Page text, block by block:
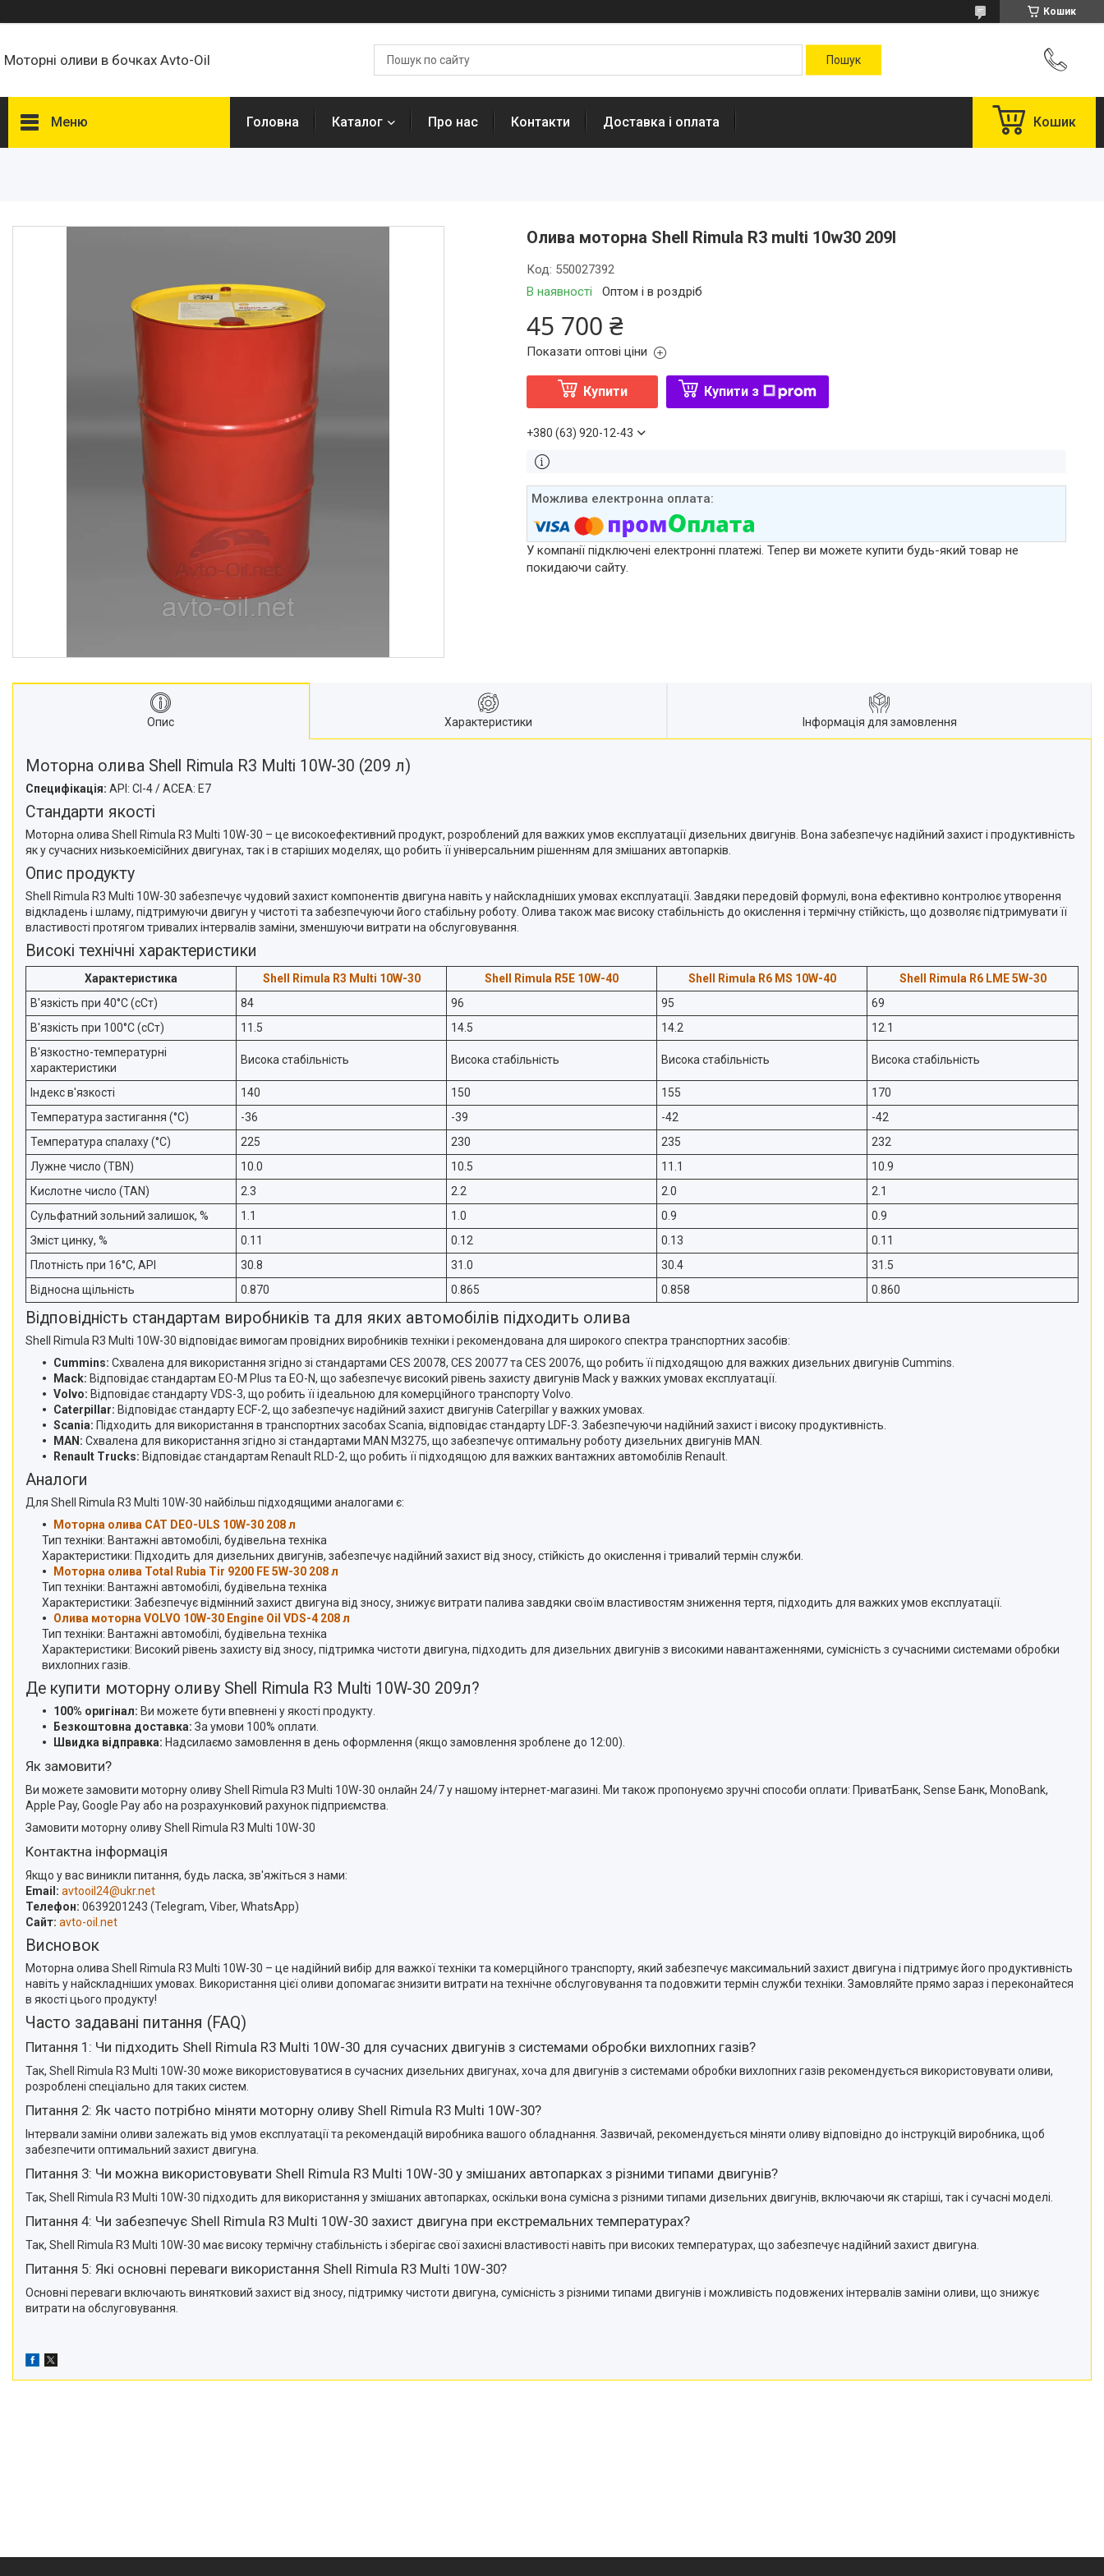
Кошик
Моторні оливи в бочках Avto-Oil
Меню
GM (GENERAL MOTORS)🚗
MITSUBISHI MOTORS 🚗
TOYOTA 🚗
TOTAL 🚗
КОНДИЦІОНЕРИ МЕТАЛУ 😎
АВТОАКСЕСУАРИ
Про нас
Відгуки
Доставка і оплата
Статті
Новини
Головна Каталог Про нас Контакти Доставка і оплата Кошик
Олива моторна Shell Rimula R3 multi 10w30 209l
В наявності Оптом і в роздріб
Код: 550027392
45 700 ₴
Показати оптові ціни
Купити Купити з
+380 (63) 920-12-43
У компанії підключені електронні платежі. Тепер ви можете купити будь-який товар не
покидаючи сайту.
Опис Характеристики Інформація для замовлення
Моторна олива Shell Rimula R3 Multi 10W-30 (209 л)
Специфікація: API: CI-4 / ACEA: E7
Стандарти якості
Моторна олива Shell Rimula R3 Multi 10W-30 – це високоефективний продукт, розроблений для важких умов експлуатації дизельних двигунів. Вона забезпечує надійний захист і продуктивність
як у сучасних низькоемісійних двигунах, так і в старіших моделях, що робить її універсальним рішенням для змішаних автопарків.
Опис продукту
Shell Rimula R3 Multi 10W-30 забезпечує чудовий захист компонентів двигуна навіть у найскладніших умовах експлуатації. Завдяки передовій формулі, вона ефективно контролює утворення
відкладень і шламу, підтримуючи двигун у чистоті та забезпечуючи його стабільну роботу. Олива також має високу стабільність до окислення і термічну стійкість, що дозволяє підтримувати її
властивості протягом тривалих інтервалів заміни, зменшуючи витрати на обслуговування.
Високі технічні характеристики
Характеристика Shell Rimula R3 Multi 10W-30 Shell Rimula R5E 10W-40 Shell Rimula R6 MS 10W-40
Shell Rimula R6 LME 5W-30
В'язкість при 40°C (сСт)
84 96 95
69
В'язкість при 100°C (сСт)
11.5 14.5 14.2
12.1
В'язкостно-температурні
характеристики
Висока стабільність Висока стабільність Висока стабільність Висока стабільність
Індекс в'язкості 140 150 155
170
Температура застигання (°C)
-36 -39 -42
-42
Температура спалаху (°C)
225 230 235
232
Лужне число (TBN)
10.0 10.5 11.1
10.9
Кислотне число (TAN)
2.3 2.2 2.0
2.1
Сульфатний зольний залишок, %
1.1 1.0 0.9
0.9
Зміст цинку, %
0.11 0.12 0.13
0.11
Плотність при 16°C, API
30.8 31.0 30.4
31.5
Відносна щільність
0.870 0.865 0.858 0.860
Відповідність стандартам виробників та для яких автомобілів підходить олива
Shell Rimula R3 Multi 10W-30 відповідає вимогам провідних виробників техніки і рекомендована для широкого спектра транспортних засобів:
Cummins: Схвалена для використання згідно зі стандартами CES 20078, CES 20077 та CES 20076, що робить її підходящою для важких дизельних двигунів Cummins.
Mack: Відповідає стандартам EO-M Plus та EO-N, що забезпечує високий рівень захисту двигунів Mack у важких умовах експлуатації.
Volvo: Відповідає стандарту VDS-3, що робить її ідеальною для комерційного транспорту Volvo.
Caterpillar: Відповідає стандарту ECF-2, що забезпечує надійний захист двигунів Caterpillar у важких умовах.
Scania: Підходить для використання в транспортних засобах Scania, відповідає стандарту LDF-3. Забезпечуючи надійний захист і високу продуктивність.
MAN: Схвалена для використання згідно зі стандартами MAN M3275, що забезпечує оптимальну роботу дизельних двигунів MAN.
Renault Trucks: Відповідає стандартам Renault RLD-2, що робить її підходящою для важких вантажних автомобілів Renault.
Аналоги
Для Shell Rimula R3 Multi 10W-30 найбільш підходящими аналогами є:
Моторна олива CAT DEO-ULS 10W-30 208 л
Тип техніки: Вантажні автомобілі, будівельна техніка
Характеристики: Підходить для дизельних двигунів, забезпечує надійний захист від зносу, стійкість до окислення і тривалий термін служби.
Моторна олива Total Rubia Tir 9200 FE 5W-30 208 л
Тип техніки: Вантажні автомобілі, будівельна техніка
Характеристики: Забезпечує відмінний захист двигуна від зносу, знижує витрати палива завдяки своїм властивостям зниження тертя, підходить для важких умов експлуатації.
Олива моторна VOLVO 10W-30 Engine Oil VDS-4 208 л
Тип техніки: Вантажні автомобілі, будівельна техніка
Характеристики: Високий рівень захисту від зносу, підтримка чистоти двигуна, підходить для дизельних двигунів з високими навантаженнями, сумісність з сучасними системами обробки
вихлопних газів.
Де купити моторну оливу Shell Rimula R3 Multi 10W-30 209л?
100% оригінал: Ви можете бути впевнені у якості продукту.
Безкоштовна доставка: За умови 100% оплати.
Швидка відправка: Надсилаємо замовлення в день оформлення (якщо замовлення зроблене до 12:00).
Як замовити?
Ви можете замовити моторну оливу Shell Rimula R3 Multi 10W-30 онлайн 24/7 у нашому інтернет-магазині. Ми також пропонуємо зручні способи оплати: ПриватБанк, Sense Банк, MonoBank,
Apple Pay, Google Pay або на розрахунковий рахунок підприємства.
Замовити моторну оливу Shell Rimula R3 Multi 10W-30
Контактна інформація
Якщо у вас виникли питання, будь ласка, зв'яжіться з нами:
Email: avtooil24@ukr.net
Телефон: 0639201243 (Telegram, Viber, WhatsApp)
Сайт: avto-oil.net
Висновок
Моторна олива Shell Rimula R3 Multi 10W-30 – це надійний вибір для важкої техніки та комерційного транспорту, який забезпечує максимальний захист двигуна і підтримує його продуктивність
навіть у найскладніших умовах. Використання цієї оливи допомагає знизити витрати на технічне обслуговування та подовжити термін служби техніки. Замовляйте прямо зараз і переконайтеся
в якості цього продукту!
Часто задавані питання (FAQ)
Питання 1: Чи підходить Shell Rimula R3 Multi 10W-30 для сучасних двигунів з системами обробки вихлопних газів?
Так, Shell Rimula R3 Multi 10W-30 може використовуватися в сучасних дизельних двигунах, хоча для двигунів з системами обробки вихлопних газів рекомендується використовувати оливи,
розроблені спеціально для таких систем.
Питання 2: Як часто потрібно міняти моторну оливу Shell Rimula R3 Multi 10W-30?
Інтервали заміни оливи залежать від умов експлуатації та рекомендацій виробника вашого обладнання. Зазвичай, рекомендується міняти оливу відповідно до інструкцій виробника, щоб
забезпечити оптимальний захист двигуна.
Питання 3: Чи можна використовувати Shell Rimula R3 Multi 10W-30 у змішаних автопарках з різними типами двигунів?
Так, Shell Rimula R3 Multi 10W-30 підходить для використання у змішаних автопарках, оскільки вона сумісна з різними типами дизельних двигунів, включаючи як старіші, так і сучасні моделі.
Питання 4: Чи забезпечує Shell Rimula R3 Multi 10W-30 захист двигуна при екстремальних температурах?
Так, Shell Rimula R3 Multi 10W-30 має високу термічну стабільність і зберігає свої захисні властивості навіть при високих температурах, що забезпечує надійний захист двигуна.
Питання 5: Які основні переваги використання Shell Rimula R3 Multi 10W-30?
Основні переваги включають винятковий захист від зносу, підтримку чистоти двигуна, сумісність з різними типами двигунів і можливість подовжених інтервалів заміни оливи, що знижує
витрати на обслуговування.